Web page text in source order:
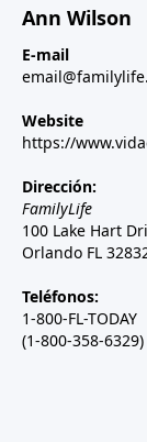
Ann Wilson
E-mail
Website
https://
Dirección:
FamilyLife
100 Lake Hart
Orlando FL
Teléfonos:
1-800-FL-TODAY
(1-800-358-6329)